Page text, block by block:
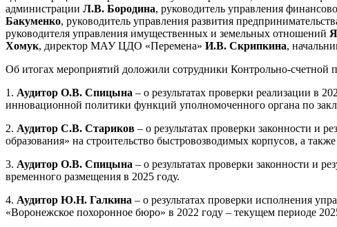
администрации Л.В. Бородина, руководитель управления
Бакуменко, руководитель управления развития
руководителя управления имущественных и земельных отношений
Хомук, директор МАУ ЦДО «Перемена» И.В. Скрипкина,
Об итогах мероприятий доложили сотрудники Контрольно-счетной
1. Аудитор О.В. Спицына – о результатах проверки реализации в
инновационной политики функций уполномоченного органа по
2. Аудитор С.В. Стариков – о результатах проверки законности
образования» на строительство быстровозводимых корпусов, а
3. Аудитор О.В. Спицына – о результатах проверки законности и
временного размещения в 2025 году.
4. Аудитор Ю.Н. Галкина – о результатах проверки исполнения
«Воронежское похоронное бюро» в 2022 году – текущем периоде